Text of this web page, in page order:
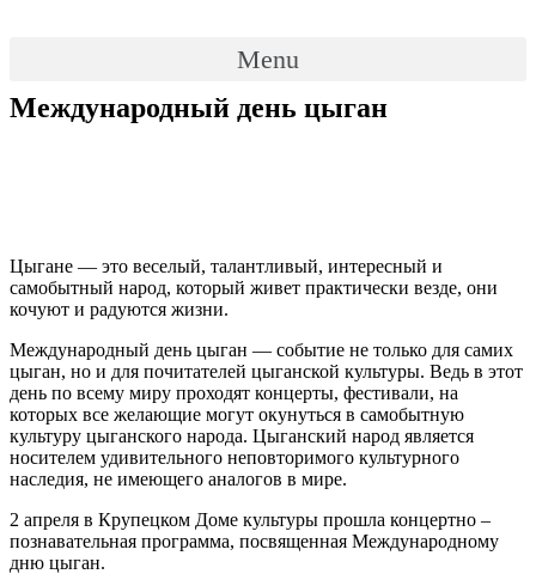
Menu
Международный день цыган
Цыгане — это веселый, талантливый, интересный и
самобытный народ, который живет практически везде, они
кочуют и радуются жизни.
Международный день цыган — событие не только для самих
цыган, но и для почитателей цыганской культуры. Ведь в этот
день по всему миру проходят концерты, фестивали, на
которых все желающие могут окунуться в самобытную
культуру цыганского народа. Цыганский народ является
носителем удивительного неповторимого культурного
наследия, не имеющего аналогов в мире.
2 апреля в Крупецком Доме культуры прошла концертно –
познавательная программа, посвященная Международному
дню цыган.